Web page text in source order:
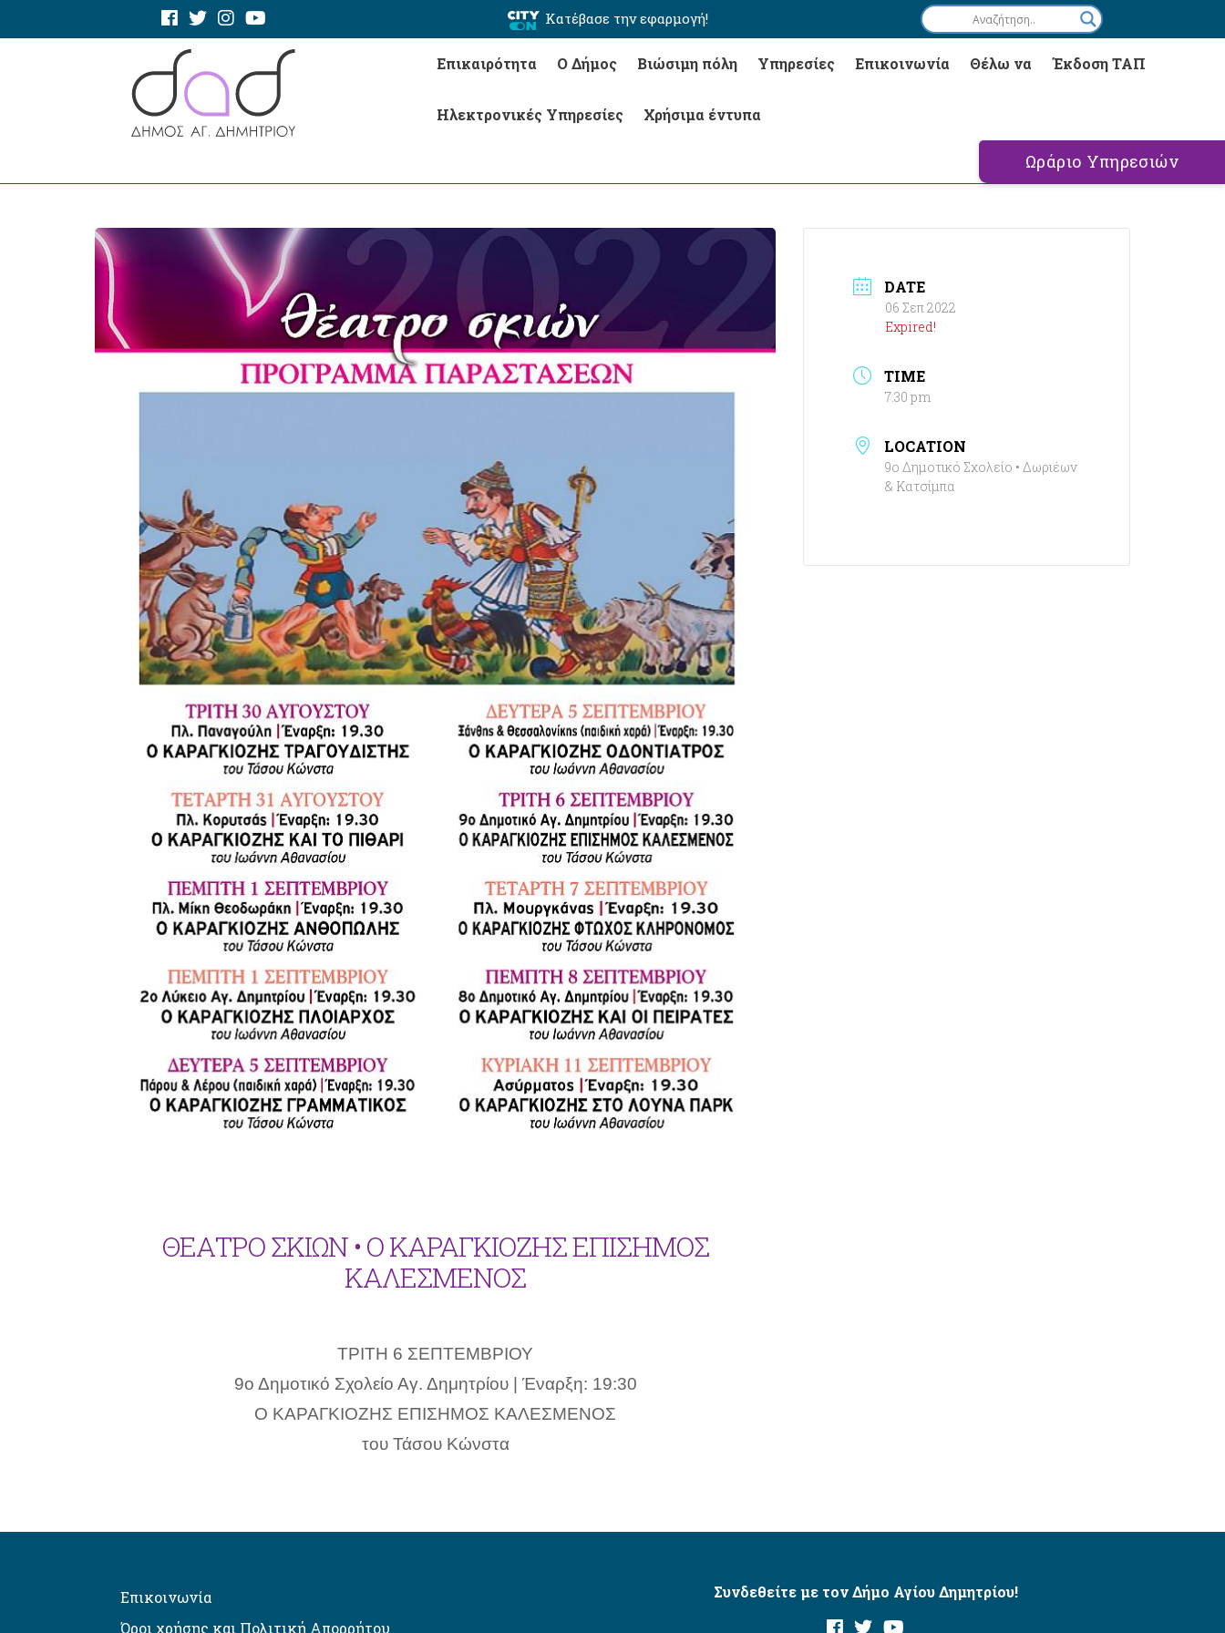
Κατέβασε την εφαρμογή!
Επικαιρότητα Ο Δήμος Βιώσιμη πόλη Υπηρεσίες Επικοινωνία Θέλω να Έκδοση ΤΑΠ
Ηλεκτρονικές Υπηρεσίες Χρήσιμα έντυπα
Ωράριο Υπηρεσιών
ΘΕΑΤΡΟ ΣΚΙΩΝ • Ο ΚΑΡΑΓΚΙΟΖΗΣ ΕΠΙΣΗΜΟΣ
ΚΑΛΕΣΜΕΝΟΣ
ΤΡΙΤΗ 6 ΣΕΠΤΕΜΒΡΙΟΥ
9ο Δημοτικό Σχολείο Αγ. Δημητρίου | Έναρξη: 19:30
Ο ΚΑΡΑΓΚΙΟΖΗΣ ΕΠΙΣΗΜΟΣ ΚΑΛΕΣΜΕΝΟΣ
του Τάσου Κώνστα
DATE
06 Σεπ 2022
Expired!
TIME
7:30 pm
LOCATION
9ο Δημοτικό Σχολείο • Δωριέων
& Κατσίμπα
Επικοινωνία
Όροι χρήσης και Πολιτική Απορρήτου
Συνδεθείτε με τον Δήμο Αγίου Δημητρίου!